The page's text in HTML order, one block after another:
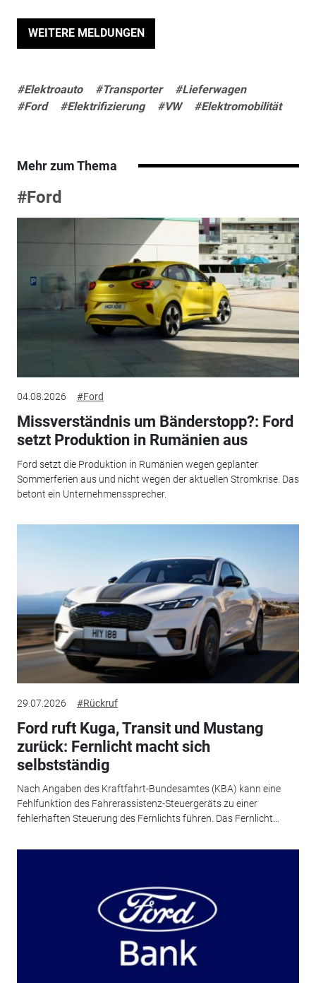
WEITERE MELDUNGEN
#Elektroauto #Transporter
#Lieferwagen
#Ford
#Elektrifizierung #VW #Elektromobilität
Mehr zum Thema
#Ford
04.08.2026 #Ford
Missverständnis um Bänderstopp?: Ford
setzt Produktion in Rumänien aus
Ford setzt die Produktion in Rumänien wegen geplanter
Sommerferien aus und nicht wegen der aktuellen Stromkrise. Das
betont ein Unternehmenssprecher.
29.07.2026 #Rückruf
Ford ruft Kuga, Transit und Mustang
zurück: Fernlicht macht sich
selbstständig
Nach Angaben des Kraftfahrt-Bundesamtes (KBA) kann eine
Fehlfunktion des Fahrerassistenz-Steuergeräts zu einer
fehlerhaften Steuerung des Fernlichts führen. Das Fernlicht...